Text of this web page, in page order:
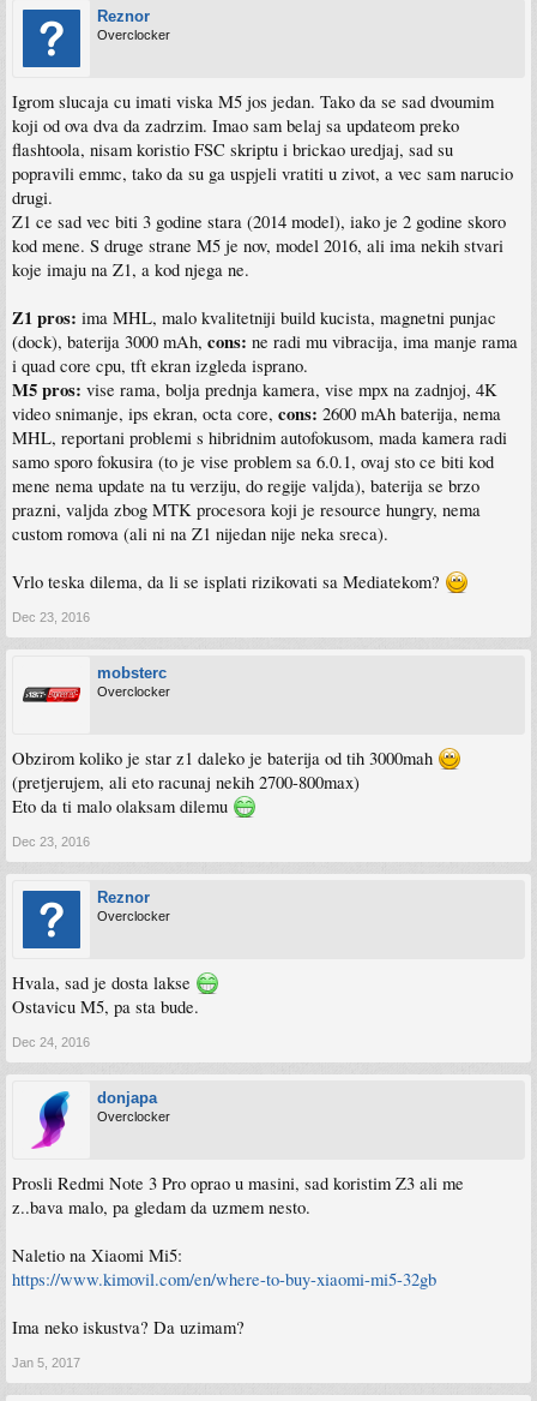
Reznor
Overclocker
Igrom slucaja cu imati viska M5 jos jedan. Tako da se sad dvoumim
koji od ova dva da zadrzim. Imao sam belaj sa updateom preko
flashtoola, nisam koristio FSC skriptu i brickao uredjaj, sad su
popravili emmc, tako da su ga uspjeli vratiti u zivot, a vec sam narucio
drugi.
Z1 ce sad vec biti 3 godine stara (2014 model), iako je 2 godine skoro
kod mene. S druge strane M5 je nov, model 2016, ali ima nekih stvari
koje imaju na Z1, a kod njega ne.
Z1 pros: ima MHL, malo kvalitetniji build kucista, magnetni punjac
(dock), baterija 3000 mAh, cons: ne radi mu vibracija, ima manje rama
i quad core cpu, tft ekran izgleda isprano.
M5 pros: vise rama, bolja prednja kamera, vise mpx na zadnjoj, 4K
video snimanje, ips ekran, octa core, cons: 2600 mAh baterija, nema
MHL, reportani problemi s hibridnim autofokusom, mada kamera radi
samo sporo fokusira (to je vise problem sa 6.0.1, ovaj sto ce biti kod
mene nema update na tu verziju, do regije valjda), baterija se brzo
prazni, valjda zbog MTK procesora koji je resource hungry, nema
custom romova (ali ni na Z1 nijedan nije neka sreca).
Vrlo teska dilema, da li se isplati rizikovati sa Mediatekom?
Dec 23, 2016
mobsterc
Overclocker
Obzirom koliko je star z1 daleko je baterija od tih 3000mah
(pretjerujem, ali eto racunaj nekih 2700-800max)
Eto da ti malo olaksam dilemu
Dec 23, 2016
Reznor
Overclocker
Hvala, sad je dosta lakse
Ostavicu M5, pa sta bude.
Dec 24, 2016
donjapa
Overclocker
Prosli Redmi Note 3 Pro oprao u masini, sad koristim Z3 ali me
z..bava malo, pa gledam da uzmem nesto.
Naletio na Xiaomi Mi5:
https://www.kimovil.com/en/where-to-buy-xiaomi-mi5-32gb
Ima neko iskustva? Da uzimam?
Jan 5, 2017